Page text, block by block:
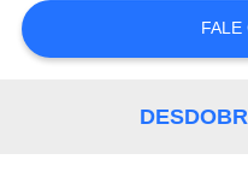
UM
ORÇAMENTO
FALE